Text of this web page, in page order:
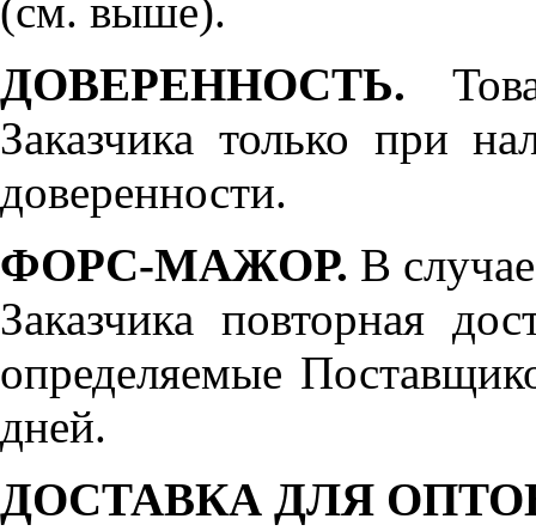
(см. выше).
ДОВЕРЕННОСТЬ.
Заказчика только при
доверенности.
ФОРС-МАЖОР. В
Заказчика повторная
определяемые
дней.
ДОСТАВКА ДЛЯ